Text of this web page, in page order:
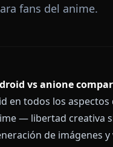
fans del anime.
vs anione
en todos los
— libertad creativa
de imágenes y